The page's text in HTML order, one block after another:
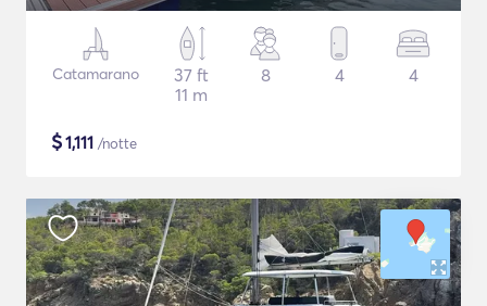
Catamarano
37 ft
11 m
8 4 4
$1,111 /notte